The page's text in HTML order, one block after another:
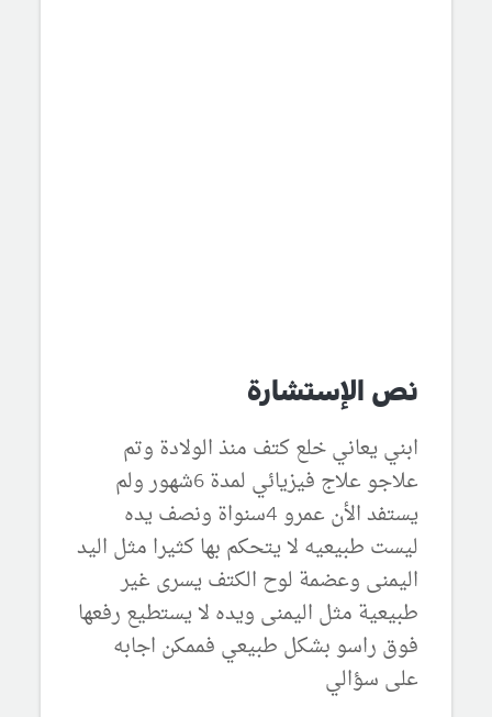
نص الإستشارة
ابني يعاني خلع كتف منذ الولادة وتم
علاجو علاج فيزيائي لمدة 6شهور ولم
يستفد الأن عمرو 4سنواة ونصف يده
ليست طبيعيه لا يتحكم بها كثيرا مثل اليد
اليمنى وعضمة لوح الكتف يسرى غير
طبيعية مثل اليمنى ويده لا يستطيع رفعها
فوق راسو بشكل طبيعي فممكن اجابه
على سؤالي